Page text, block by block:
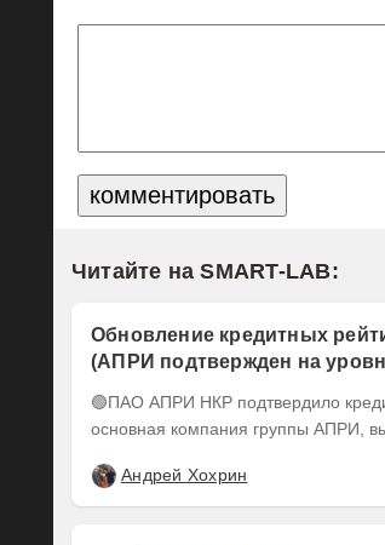
Читайте на SMART-LAB:
Обновление кредитных
(АПРИ подтвержден на
🟢ПАО АПРИ НКР подтвердило кредитный рейтинг на уровне BBB-.ru ПАО АПРИ –
основная компания группы АПРИ,
Андрей Хохрин